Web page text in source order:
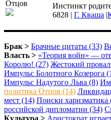
Инстинкт
6828 | Г. Кваша |
Брак > Брачные цитаты (33)
Власть > «Теория войн» —
Королю! (27) Жестокий
Импульс Болотного Козерога
Импульс Надутого Льва (8)
политика Отцов (14)
мест (14) Поиски харизматика
российской дипломатии (34)
Культура > Аристократ